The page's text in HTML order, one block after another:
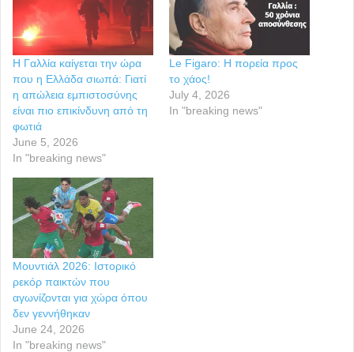
Η Γαλλία καίγεται την ώρα
που η Ελλάδα σιωπά: Γιατί
η απώλεια εμπιστοσύνης
είναι πιο επικίνδυνη από τη
φωτιά
June 5, 2026
In "breaking news"
Le Figaro: H πορεία προς
το χάος!
July 4, 2026
In "breaking news"
Μουντιάλ 2026: Ιστορικό
ρεκόρ παικτών που
αγωνίζονται για χώρα όπου
δεν γεννήθηκαν
June 24, 2026
In "breaking news"